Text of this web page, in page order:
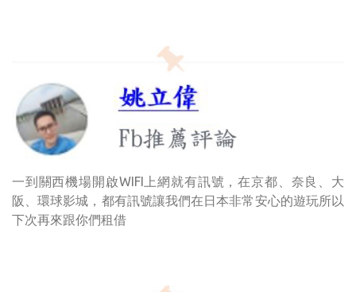
一到關西機場開啟WIFI上網就有訊號，在京都、奈良、大
阪、環球影城，都有訊號讓我們在日本非常安心的遊玩所以
下次再來跟你們租借